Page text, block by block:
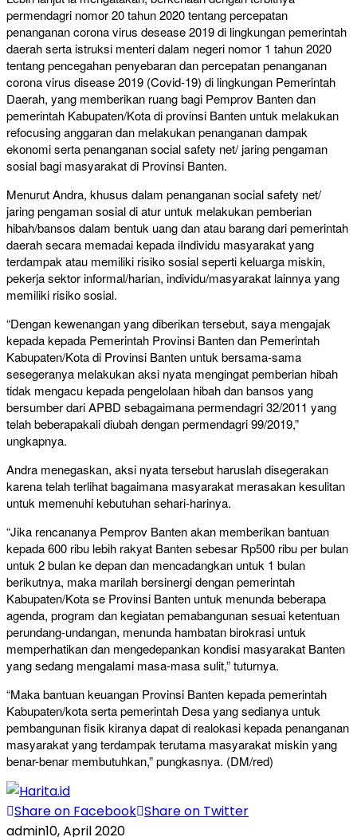
permendagri nomor 20 tahun 2020 tentang percepatan
penanganan corona virus desease 2019 di lingkungan pemerintah
daerah serta istruksi menteri dalam negeri nomor 1 tahun 2020
tentang pencegahan penyebaran dan percepatan penanganan
corona virus disease 2019 (Covid-19) di lingkungan Pemerintah
Daerah, yang memberikan ruang bagi Pemprov Banten dan
pemerintah Kabupaten/Kota di provinsi Banten untuk melakukan
refocusing anggaran dan melakukan penanganan dampak
ekonomi serta penanganan social safety net/ jaring pengaman
sosial bagi masyarakat di Provinsi Banten.
Menurut Andra, khusus dalam penanganan social safety net/
jaring pengaman sosial di atur untuk melakukan pemberian
hibah/bansos dalam bentuk uang dan atau barang dari pemerintah
daerah secara memadai kepada iIndividu masyarakat yang
terdampak atau memiliki risiko sosial seperti keluarga miskin,
pekerja sektor informal/harian, individu/masyarakat lainnya yang
memiliki risiko sosial.
“Dengan kewenangan yang diberikan tersebut, saya mengajak
kepada kepada Pemerintah Provinsi Banten dan Pemerintah
Kabupaten/Kota di Provinsi Banten untuk bersama-sama
sesegeranya melakukan aksi nyata mengingat pemberian hibah
tidak mengacu kepada pengelolaan hibah dan bansos yang
bersumber dari APBD sebagaimana permendagri 32/2011 yang
telah beberapakali diubah dengan permendagri 99/2019,”
ungkapnya.
Andra menegaskan, aksi nyata tersebut haruslah disegerakan
karena telah terlihat bagaimana masyarakat merasakan kesulitan
untuk memenuhi kebutuhan sehari-harinya.
“Jika rencananya Pemprov Banten akan memberikan bantuan
kepada 600 ribu lebih rakyat Banten sebesar Rp500 ribu per bulan
untuk 2 bulan ke depan dan mencadangkan untuk 1 bulan
berikutnya, maka marilah bersinergi dengan pemerintah
Kabupaten/Kota se Provinsi Banten untuk menunda beberapa
agenda, program dan kegiatan pemabangunan sesuai ketentuan
perundang-undangan, menunda hambatan birokrasi untuk
memperhatikan dan mengedepankan kondisi masyarakat Banten
yang sedang mengalami masa-masa sulit,” tuturnya.
“Maka bantuan keuangan Provinsi Banten kepada pemerintah
Kabupaten/kota serta pemerintah Desa yang sedianya untuk
pembangunan fisik kiranya dapat di realokasi kepada penanganan
masyarakat yang terdampak terutama masyarakat miskin yang
benar-benar membutuhkan,” pungkasnya. (DM/red)
Share on Facebook Share on Twitter
admin10, April 2020